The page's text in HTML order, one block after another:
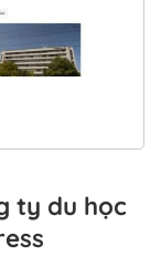
ty du học